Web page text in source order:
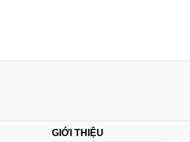
GIỚI THIỆU